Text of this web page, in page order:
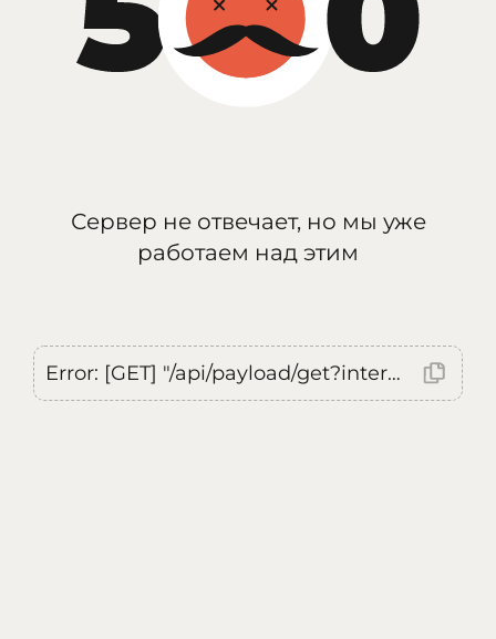
Сервер не отвечает, но мы уже
работаем над этим
Error: [GET] "/api/payload/get?internal=true&currentLocale=ru": <no response> Failed to fetch